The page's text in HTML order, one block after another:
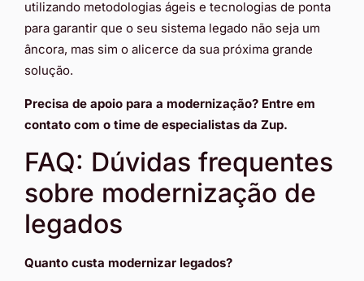
utilizando metodologias ágeis e tecnologias de ponta
para garantir que o seu sistema legado não seja um
âncora, mas sim o alicerce da sua próxima grande
solução.
Precisa de apoio para a modernização? Entre em
contato com o time de especialistas da Zup.
FAQ: Dúvidas frequentes
sobre modernização de
legados
Quanto custa modernizar legados?